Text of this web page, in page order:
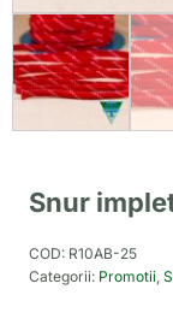
Snur
COD: R10AB-25
Categorii: Promotii,